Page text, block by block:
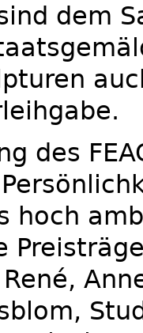
dem
des
hoch